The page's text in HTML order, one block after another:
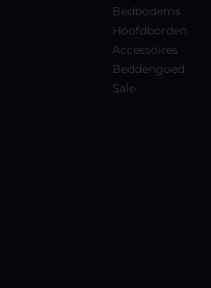
Bedbodems
Hoofdborden
Accessoires
Beddengoed
Sale